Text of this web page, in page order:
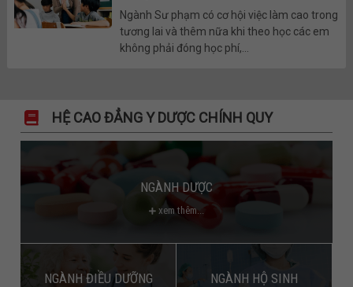
Ngành Sư phạm có cơ hội việc làm cao trong
tương lai và thêm nữa khi theo học các em
không phải đóng học phí,...
HỆ CAO ĐẲNG Y DƯỢC CHÍNH QUY
NGÀNH DƯỢC
xem thêm...
NGÀNH ĐIỀU DƯỠNG NGÀNH HỘ SINH